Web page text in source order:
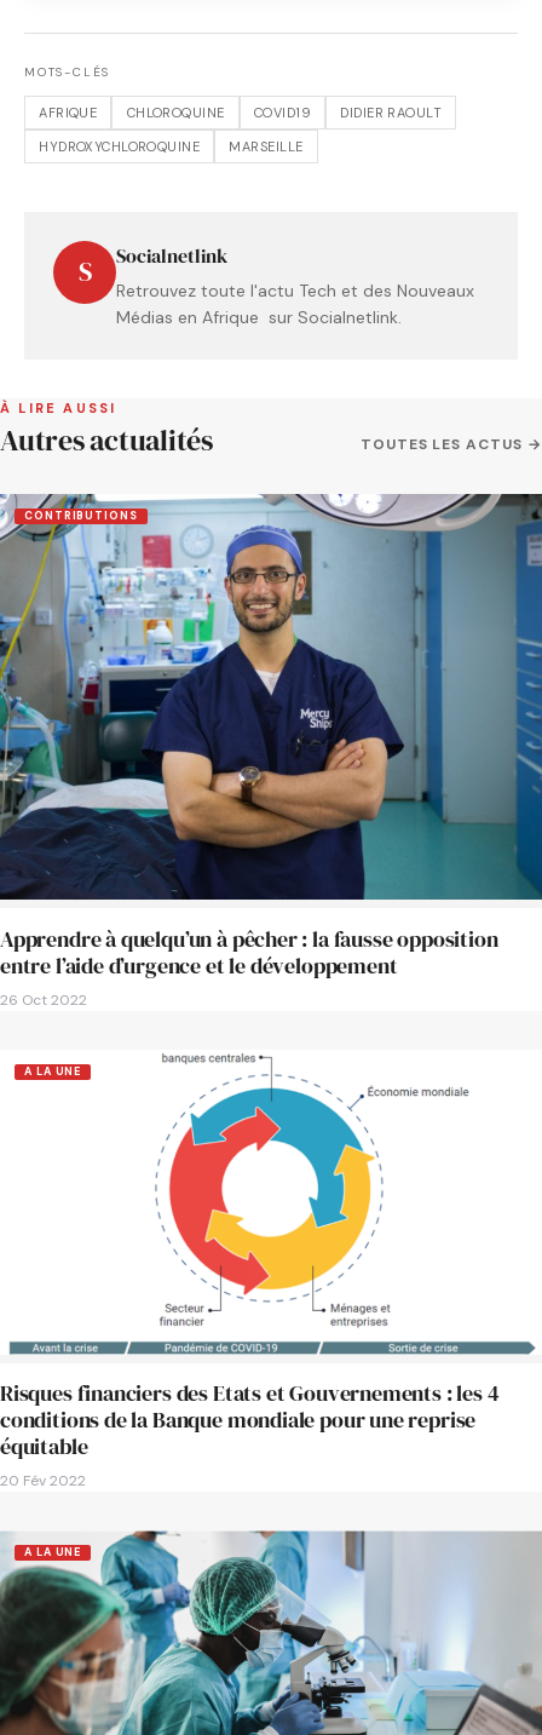
MOTS-CLÉS
AFRIQUE CHLOROQUINE COVID19
DIDIER RAOULT
HYDROXYCHLOROQUINE
MARSEILLE
S Socialnetlink
Retrouvez toute l'actu Tech et des Nouveaux
Médias en Afrique sur Socialnetlink.
À LIRE AUSSI
Autres actualités TOUTES LES ACTUS →
CONTRIBUTIONS
Apprendre à quelqu’un à pêcher : la fausse opposition
entre l’aide d’urgence et le développement
26 Oct 2022
A LA UNE
Risques financiers des Etats et Gouvernements : les 4
conditions de la Banque mondiale pour une reprise
équitable
20 Fév 2022
A LA UNE